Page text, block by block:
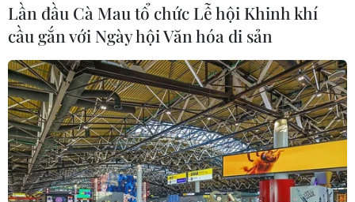
Lần đầu Cà Mau tổ chức Lễ hội Khinh khí
cầu gắn với Ngày hội Văn hóa di sản